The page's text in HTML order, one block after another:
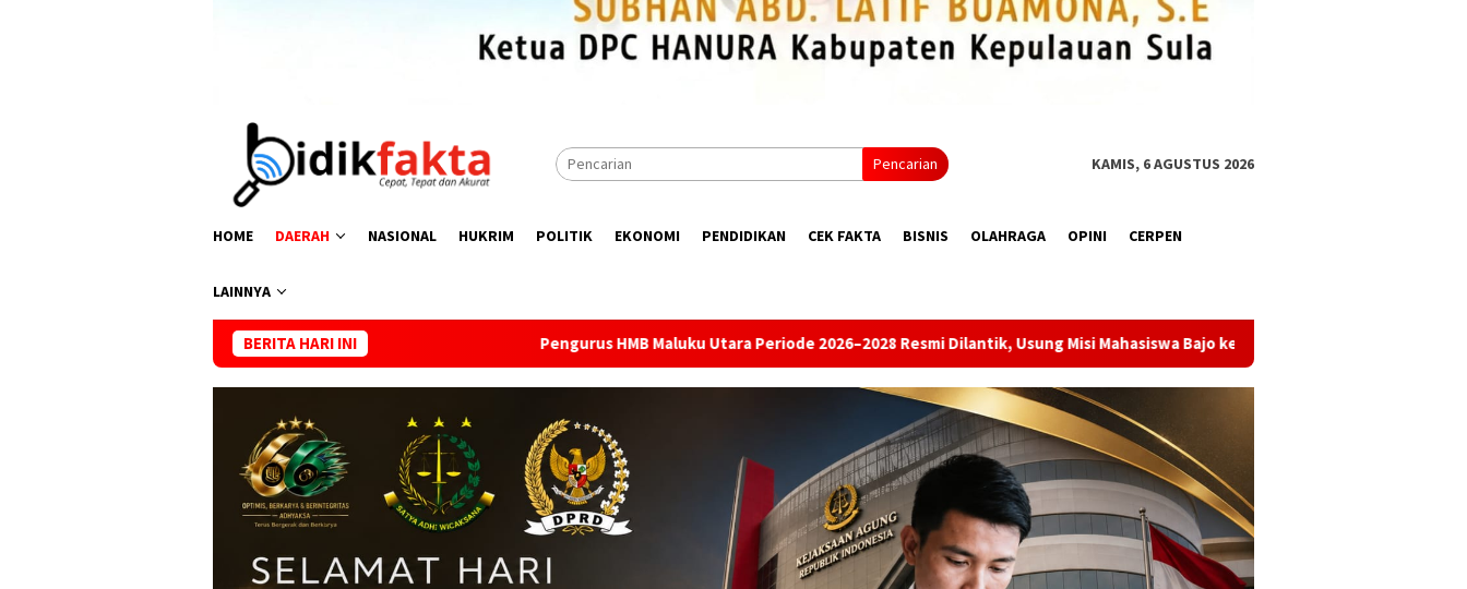
Pencarian KAMIS, 6 AGUSTUS 2026
HOME DAERAH NASIONAL HUKRIM POLITIK EKONOMI PENDIDIKAN CEK FAKTA BISNIS OLAHRAGA OPINI CERPEN
LAINNYA
BERITA HARI INI
Pengurus HMB Maluku Utara Periode 2026–2028 Resmi Dilantik, Usung Misi Mahasiswa Bajo ke Kancah Global Satu Indonesia Gencar Kopdes, Komisi VIII